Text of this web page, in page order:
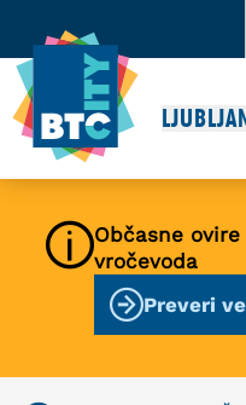
Občasne
vročevoda
Preveri